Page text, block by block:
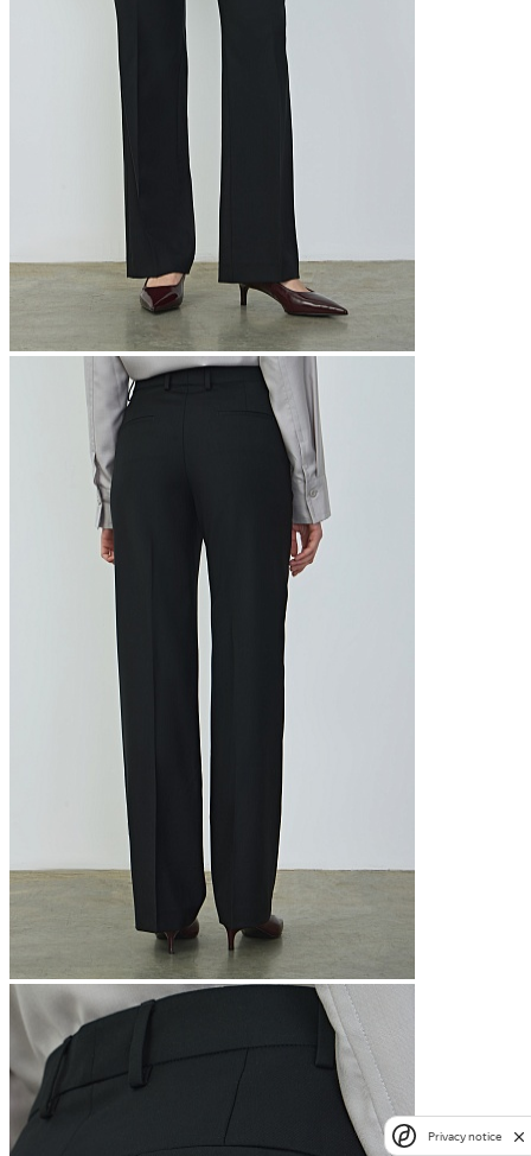
Privacy notice